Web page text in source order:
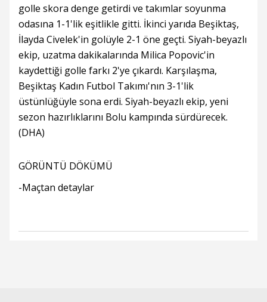
golle skora denge getirdi ve takımlar soyunma
odasına 1-1'lik eşitlikle gitti. İkinci yarıda Beşiktaş,
İlayda Civelek'in golüyle 2-1 öne geçti. Siyah-beyazlı
ekip, uzatma dakikalarında Milica Popovic'in
kaydettiği golle farkı 2'ye çıkardı. Karşılaşma,
Beşiktaş Kadın Futbol Takımı'nın 3-1'lik
üstünlüğüyle sona erdi. Siyah-beyazlı ekip, yeni
sezon hazırlıklarını Bolu kampında sürdürecek.
(DHA)
GÖRÜNTÜ DÖKÜMÜ
-Maçtan detaylar